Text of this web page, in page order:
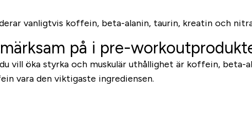
vanligtvis koffein, beta-alanin, taurin, kreatin och
på i pre-
vill öka styrka och muskulär uthållighet är koffein, beta-
vara den viktigaste ingrediensen.